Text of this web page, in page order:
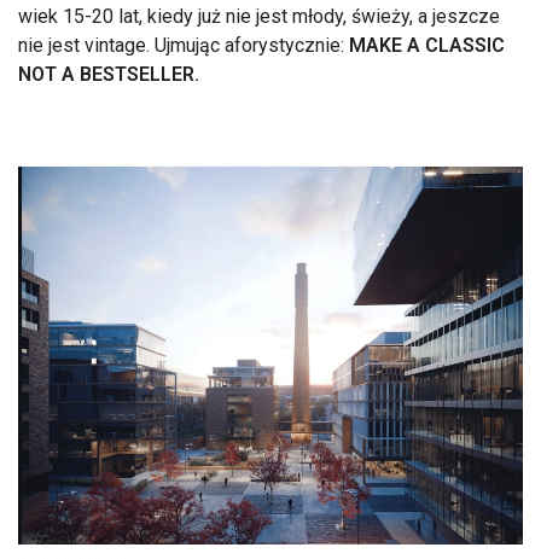
wiek 15-20 lat, kiedy już nie jest młody, świeży, a jeszcze
nie jest vintage. Ujmując aforystycznie: MAKE A CLASSIC
NOT A BESTSELLER.